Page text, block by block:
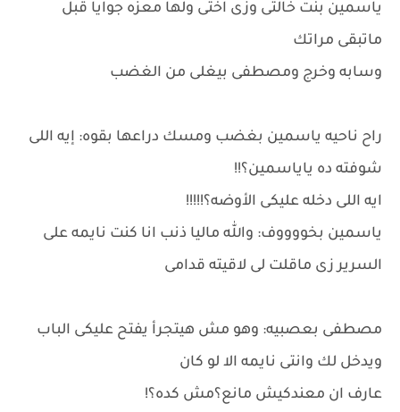
ياسمين بنت خالتى وزى اختى ولها معزه جوايا قبل
ماتبقى مراتك
وسابه وخرج ومصطفى بيغلى من الغضب
راح ناحيه ياسمين بغضب ومسك دراعها بقوه: إيه اللى
شوفته ده ياياسمين؟!!
ايه اللى دخله عليكى الأوضه؟!!!!!
ياسمين بخووووف: والله ماليا ذنب انا كنت نايمه على
السرير زى ماقلت لى لاقيته قدامى
مصطفى بعصبيه: وهو مش هيتجرأ يفتح عليكى الباب
ويدخل لك وانتى نايمه الا لو كان
عارف ان معندكيش مانع؟مش كده؟!